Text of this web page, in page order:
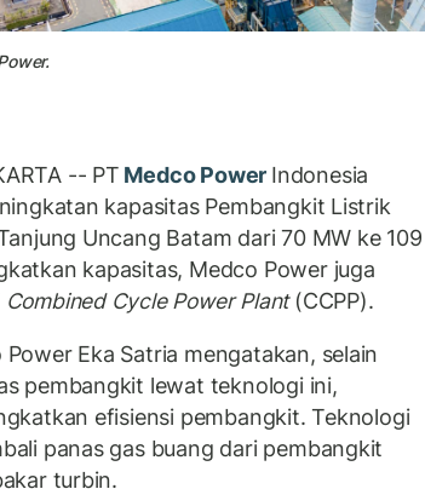
-- PT Medco Power Indonesia
kapasitas Pembangkit Listrik
Uncang Batam dari 70 MW ke 109
kapasitas, Medco Power juga
Combined Cycle Power Plant(CCPP).
Eka Satria mengatakan, selain
pembangkit lewat teknologi ini,
efisiensi pembangkit. Teknologi
panas gas buang dari pembangkit
turbin.